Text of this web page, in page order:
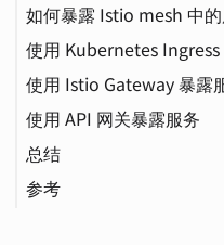
如何暴露 Istio mesh 中的
API Gateway（API 网
使用 Kubernetes Ingress
使用 Istio Gateway 暴露
云原生（Cloud Native）
VirtualService（虚拟
使用 API 网关暴露服务
总结
Service Mesh（服务网格
参考